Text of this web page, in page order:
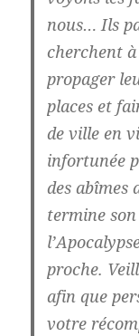
nous… Ils
cherchent
propager
places et
de ville en
infortunée
des abîmes
termine
proche.
afin que
votre